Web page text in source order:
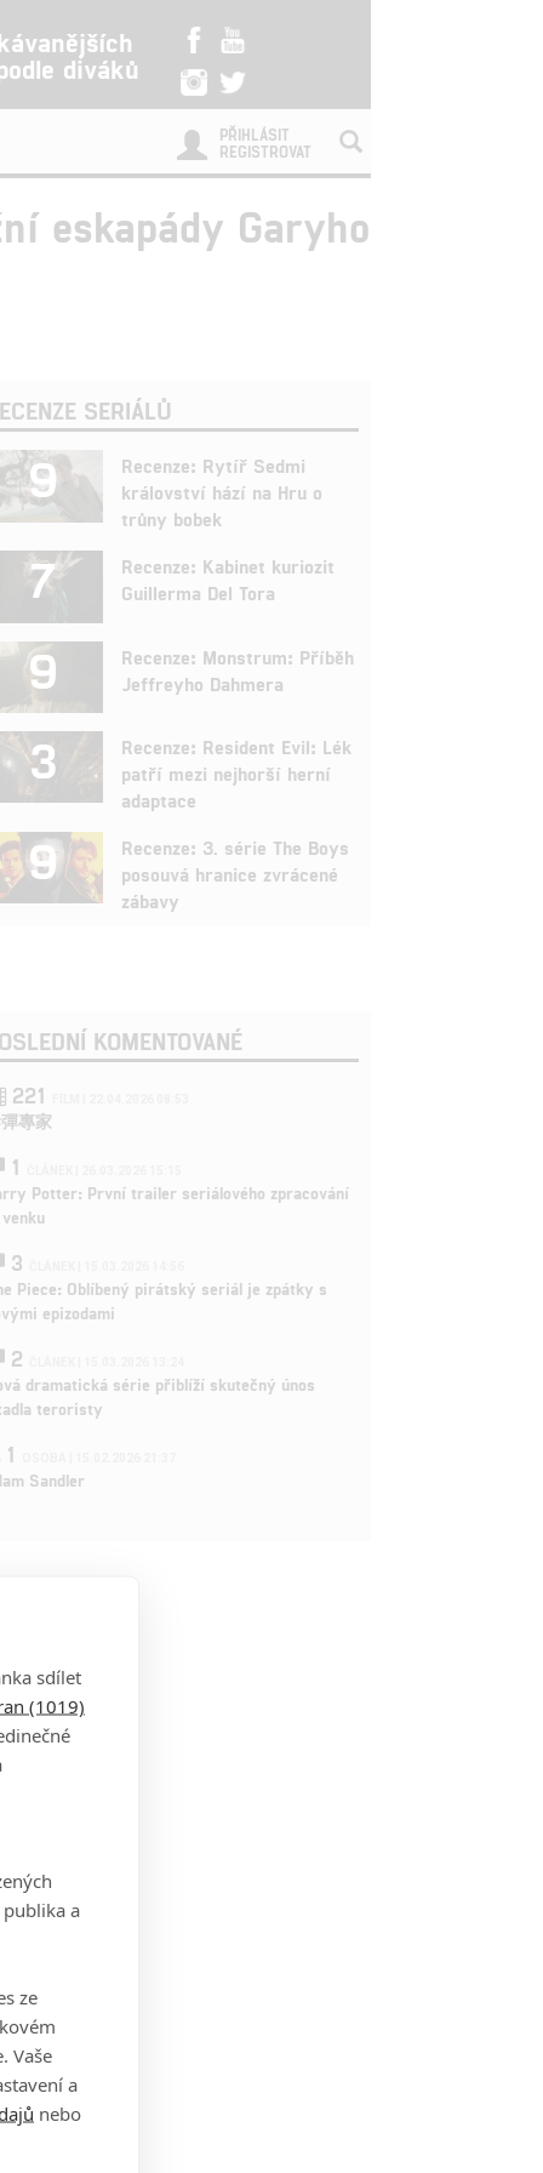
diváků
PŘIHLÁSIT
REGISTROVAT
eskapády Garyho
SERIÁLŮ
9
Recenze: Rytíř Sedmi
království hází na Hru o
trůny bobek
7
Recenze: Kabinet kuriozit
Guillerma Del Tora
9
Recenze: Monstrum: Příběh
Jeffreyho Dahmera
3
Recenze: Resident Evil: Lék
patří mezi nejhorší herní
adaptace
9
Recenze: 3. série The Boys
posouvá hranice zvrácené
zábavy
KOMENTOVANÉ
221
專家
1
Potter: První trailer seriálového zpracování
3
Piece: Oblíbený pirátský seriál je zpátky s
epizodami
2
dramatická série přiblíží skutečný únos
teroristy
1
Sandler
sdílet
(1019)
a
ze
Vaše
a
nebo